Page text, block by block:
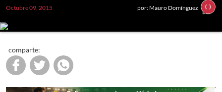
Octubre 09, 2015 por: Mauro Domínguez
comparte: